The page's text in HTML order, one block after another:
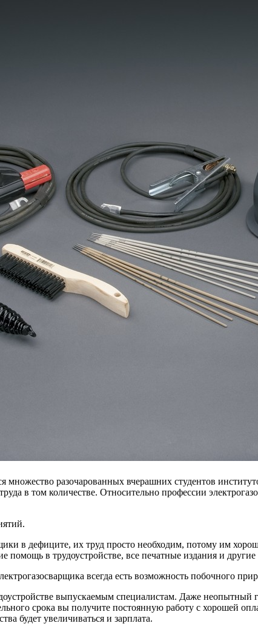
множество разочарованных вчерашних студентов
в том количестве. Относительно профессии
в дефиците, их труд просто необходим, потому им
помощь в трудоустройстве, все печатные издания и
всегда есть возможность побочного
выпускаемым специалистам. Даже неопытный
срока вы получите постоянную работу с хорошей
будет увеличиваться и зарплата.